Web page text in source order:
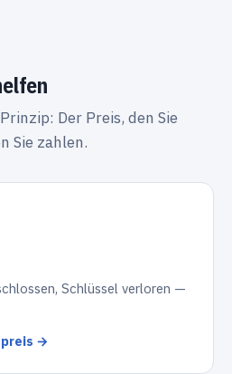
Der Preis, den Sie
Sie zahlen.
Schlüssel verloren —
→